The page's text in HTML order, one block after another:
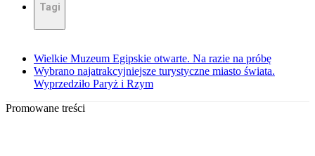
Tagi
Wielkie Muzeum Egipskie otwarte. Na razie na próbę
Wybrano najatrakcyjniejsze turystyczne miasto świata.
Wyprzedziło Paryż i Rzym
Promowane treści